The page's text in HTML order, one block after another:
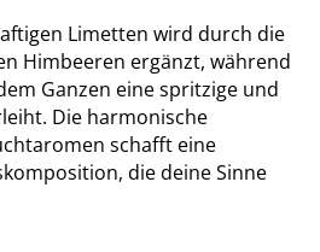
Limetten wird durch die
Himbeeren ergänzt, während
Ganzen eine spritzige und
Die harmonische
schafft eine
die deine Sinne